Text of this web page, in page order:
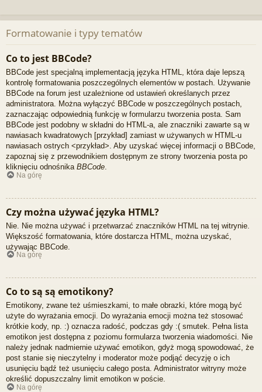
Formatowanie i typy tematów
Co to jest BBCode?
BBCode jest specjalną implementacją języka HTML, która daje lepszą
kontrolę formatowania poszczególnych elementów w postach. Używanie
BBCode na forum jest uzależnione od ustawień określanych przez
administratora. Można wyłączyć BBCode w poszczególnych postach,
zaznaczając odpowiednią funkcję w formularzu tworzenia posta. Sam
BBCode jest podobny w składni do HTML-a, ale znaczniki zawarte są w
nawiasach kwadratowych [przykład] zamiast w używanych w HTML-u
nawiasach ostrych <przykład>. Aby uzyskać więcej informacji o BBCode,
zapoznaj się z przewodnikiem dostępnym ze strony tworzenia posta po
kliknięciu odnośnika BBCode.
Na górę
Czy można używać języka HTML?
Nie. Nie można używać i przetwarzać znaczników HTML na tej witrynie.
Większość formatowania, które dostarcza HTML, można uzyskać,
używając BBCode.
Na górę
Co to są są emotikony?
Emotikony, zwane też uśmieszkami, to małe obrazki, które mogą być
użyte do wyrażania emocji. Do wyrażania emocji można też stosować
krótkie kody, np. :) oznacza radość, podczas gdy :( smutek. Pełna lista
emotikon jest dostępna z poziomu formularza tworzenia wiadomości. Nie
należy jednak nadmiernie używać emotikon, gdyż mogą spowodować, że
post stanie się nieczytelny i moderator może podjąć decyzję o ich
usunięciu bądź też usunięciu całego posta. Administrator witryny może
określić dopuszczalny limit emotikon w poście.
Na górę